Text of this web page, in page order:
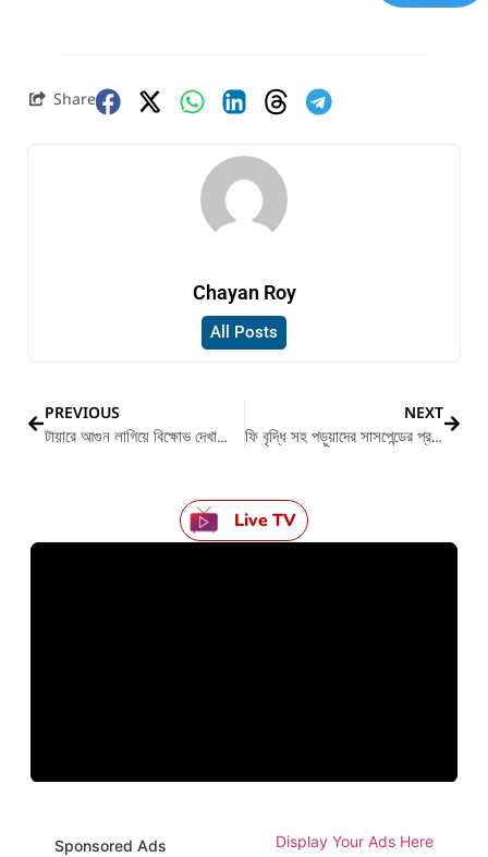
Share
Chayan Roy
All Posts
PREVIOUS
টায়ারে আগুন লাগিয়ে বিক্ষোভ দেখালো পড়ুয়ারা
NEXT
ফি বৃদ্ধি সহ পড়ুয়াদের সাসপেন্ডের প্রতিবাদে বিক্ষোভে সামিল অন্যান্য শিক্ষার্থীরা
Live TV
Sponsored Ads Display Your Ads Here